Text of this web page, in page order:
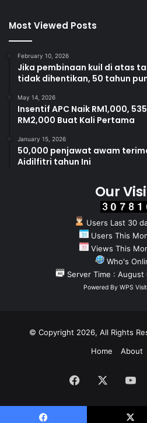
Most Viewed Posts
February 10, 2026
Jika pembinaan kuil di atas
tidak dihentikan, 50 tahun
May 14, 2026
Insentif APC Naik RM1,000,
RM2,000 Buat Kali Pertama
January 15, 2026
50,000 penjawat awam
Aidilfitri tahun Ini
Our
Users Last 30
Users This
Views This
Who's
Server Time :
Powered By WPS
© Copyright 2026, All Rights
Home
About
Facebook